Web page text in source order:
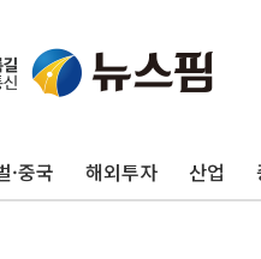
·중국 해외투자 산업
인천 경선 결과 발표...'김민석 재
이사 해임 재추진…"26일까지 의